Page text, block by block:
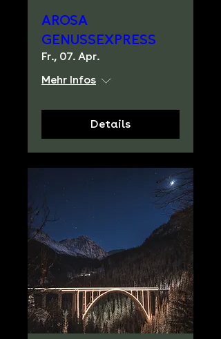
AROSA
GENUSSEXPRESS
Fr., 07. Apr.
Mehr Infos
Details